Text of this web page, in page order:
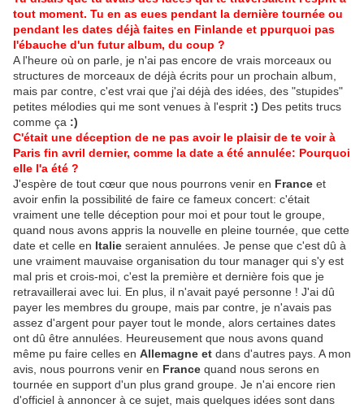
tout moment. Tu en as eues pendant la dernière tournée ou
pendant les dates déjà faites en Finlande et ppurquoi pas
l'ébauche d'un futur album, du coup ?
A l'heure où on parle, je n'ai pas encore de vrais morceaux ou
structures de morceaux de déjà écrits pour un prochain album,
mais par contre, c'est vrai que j'ai déjà des idées, des "stupides"
petites mélodies qui me sont venues à l'esprit :) Des petits trucs
comme ça :)
C'était une déception de ne pas avoir le plaisir de te voir à
Paris fin avril dernier, comme la date a été annulée: Pourquoi
elle l'a été ?
J'espère de tout cœur que nous pourrons venir en France et
avoir enfin la possibilité de faire ce fameux concert: c'était
vraiment une telle déception pour moi et pour tout le groupe,
quand nous avons appris la nouvelle en pleine tournée, que cette
date et celle en Italie seraient annulées. Je pense que c'est dû à
une vraiment mauvaise organisation du tour manager qui s'y est
mal pris et crois-moi, c'est la première et dernière fois que je
retravaillerai avec lui. En plus, il n'avait payé personne ! J'ai dû
payer les membres du groupe, mais par contre, je n'avais pas
assez d'argent pour payer tout le monde, alors certaines dates
ont dû être annulées. Heureusement que nous avons quand
même pu faire celles en Allemagne et dans d'autres pays. A mon
avis, nous pourrons venir en France quand nous serons en
tournée en support d'un plus grand groupe. Je n'ai encore rien
d'officiel à annoncer à ce sujet, mais quelques idées sont dans